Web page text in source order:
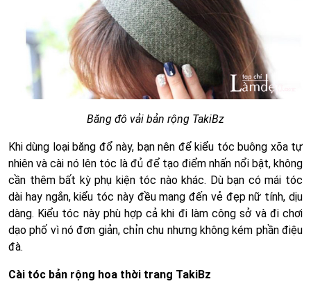
Băng đô vải bản rộng TakiBz
Khi dùng loại băng đổ này, bạn nên để kiểu tóc buông xõa tự
nhiên và cài nó lên tóc là đủ để tạo điểm nhấn nổi bật, không
cần thêm bất kỳ phụ kiện tóc nào khác. Dù bạn có mái tóc
dài hay ngắn, kiểu tóc này đều mang đến vẻ đẹp nữ tính, dịu
dàng. Kiểu tóc này phù hợp cả khi đi làm công sở và đi chơi
dạo phố vì nó đơn giản, chỉn chu nhưng không kém phần điệu
đà.
Cài tóc bản rộng hoa thời trang TakiBz